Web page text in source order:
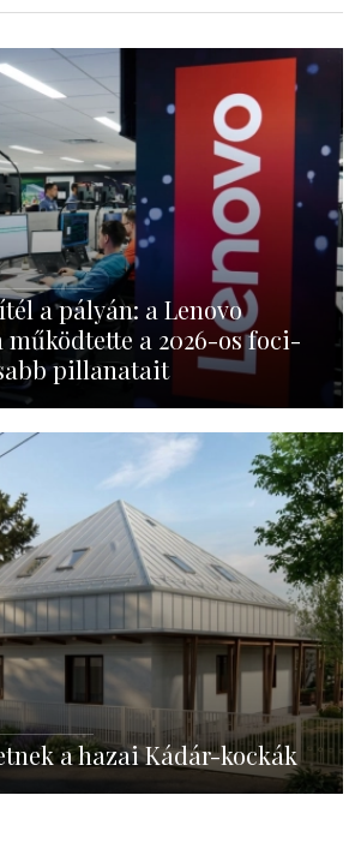
a pályán: a Lenovo
a 2026-os foci-
pillanatait
a hazai Kádár-kockák